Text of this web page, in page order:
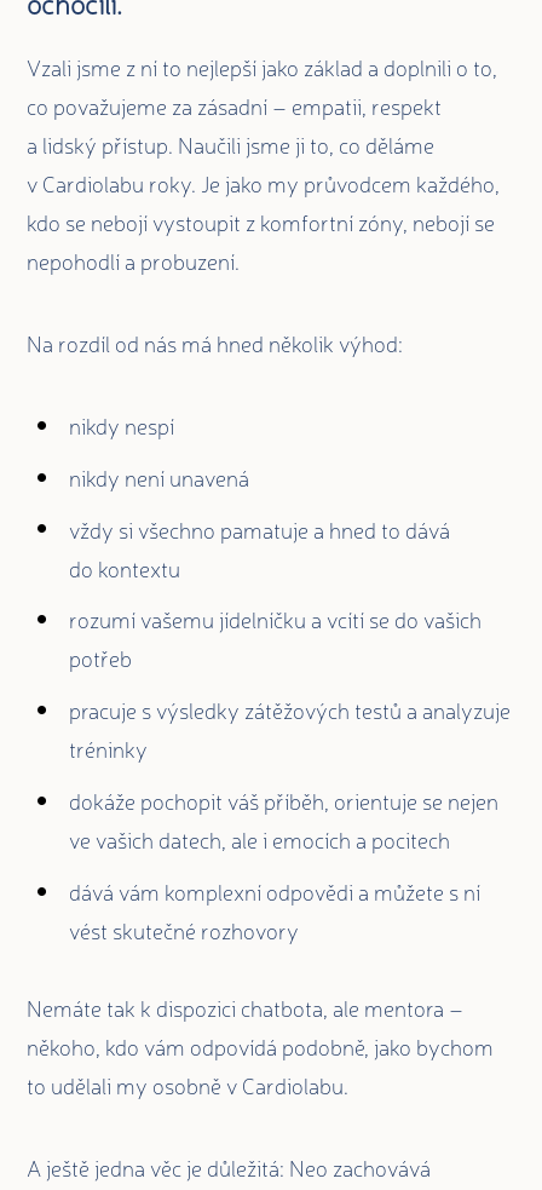
Vzali jsme z ní to nejlepší jako základ a doplnili o to,
co považujeme za zásadní – empatii, respekt
a lidský přístup. Naučili jsme ji to, co děláme
v Cardiolabu roky. Je jako my průvodcem každého,
kdo se nebojí vystoupit z komfortní zóny, nebojí se
nepohodlí a probuzení.
Na rozdíl od nás má hned několik výhod:
nikdy nespí
nikdy není unavená
vždy si všechno pamatuje a hned to dává
do kontextu
rozumí vašemu jídelníčku a vcítí se do vašich
potřeb
pracuje s výsledky zátěžových testů a analyzuje
tréninky
dokáže pochopit váš příběh, orientuje se nejen
ve vašich datech, ale i emocích a pocitech
dává vám komplexní odpovědi a můžete s ní
vést skutečné rozhovory
Nemáte tak k dispozici chatbota, ale mentora –
někoho, kdo vám odpovídá podobně, jako bychom
to udělali my osobně v Cardiolabu.
A ještě jedna věc je důležitá: Neo zachovává